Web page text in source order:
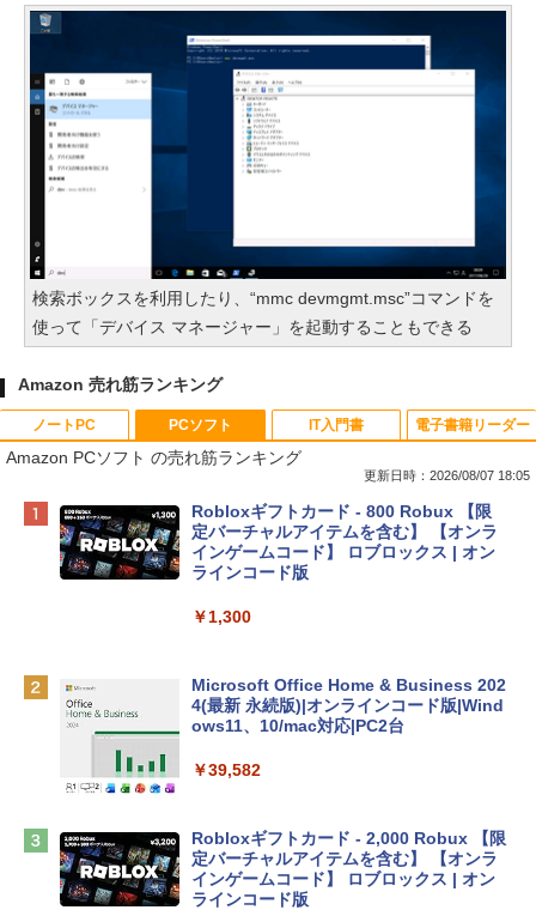
検索ボックスを利用したり、“mmc devmgmt.msc”コマンドを
使って「デバイス マネージャー」を起動することもできる
Amazon 売れ筋ランキング
ノートPC
Apple 2026 MacBook Neo A18 Proチッ
プ搭載13インチノートブック：AIとAppl
e Intelligence、Liquid Retinaディスプ
レイ、8GBメモリ、512GB SSD、1080p
ィゴ + 3年延長 AppleCare+ for 13インチ
￥162,598
ンケース Dell NEC Lavie ASUS HP dyna
￥2,952
Apple 2026 MacBook Air M5チップ搭載
PCソフト
Amazon PCソフト の売れ筋ランキング
更新日時：2026/08/07 18:05
Robloxギフトカード - 800 Robux 【限
定バーチャルアイテムを含む】 【オンラ
インゲームコード】 ロブロックス | オン
ラインコード版
￥1,300
Microsoft Office Home & Business 202
4(最新 永続版)|オンラインコード版|Wind
ows11、10/mac対応|PC2台
￥39,582
Robloxギフトカード - 2,000 Robux 【限
定バーチャルアイテムを含む】 【オンラ
インゲームコード】 ロブロックス | オン
ラインコード版
IT入門書 電子書籍リーダー